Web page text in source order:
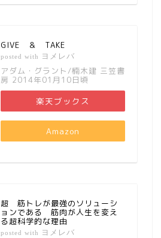
GIVE ＆ TAKE
posted with ヨメレバ
アダム・グラント/楠木建 三笠書
房 2014年01月10日頃
楽天ブックス
Amazon
超 筋トレが最強のソリューシ
ョンである 筋肉が人生を変え
る超科学的な理由
posted with ヨメレバ